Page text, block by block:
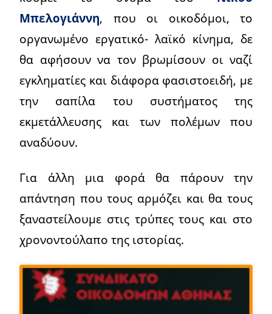
Μπελογιάννη, που οι οικοδόμοι, το
οργανωμένο εργατικό- λαϊκό κίνημα, δε
θα αφήσουν να τον βρωμίσουν οι ναζί
εγκληματίες και διάφορα φασιστοειδή, με
την σαπίλα του συστήματος της
εκμετάλλευσης και των πολέμων που
αναδύουν.
Για άλλη μια φορά θα πάρουν την
απάντηση που τους αρμόζει και θα τους
ξαναστείλουμε στις τρύπες τους και στο
χρονοντούλαπο της ιστορίας.